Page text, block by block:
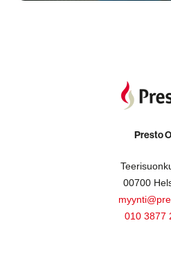
Presto
00700
010 3877